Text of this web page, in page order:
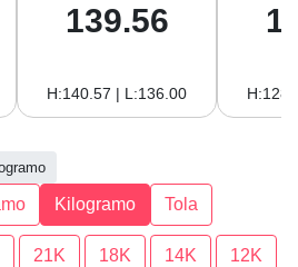
139.56
H:140.57 | L:136.00
Kilogramo Tola
21K 18K 14K 12K